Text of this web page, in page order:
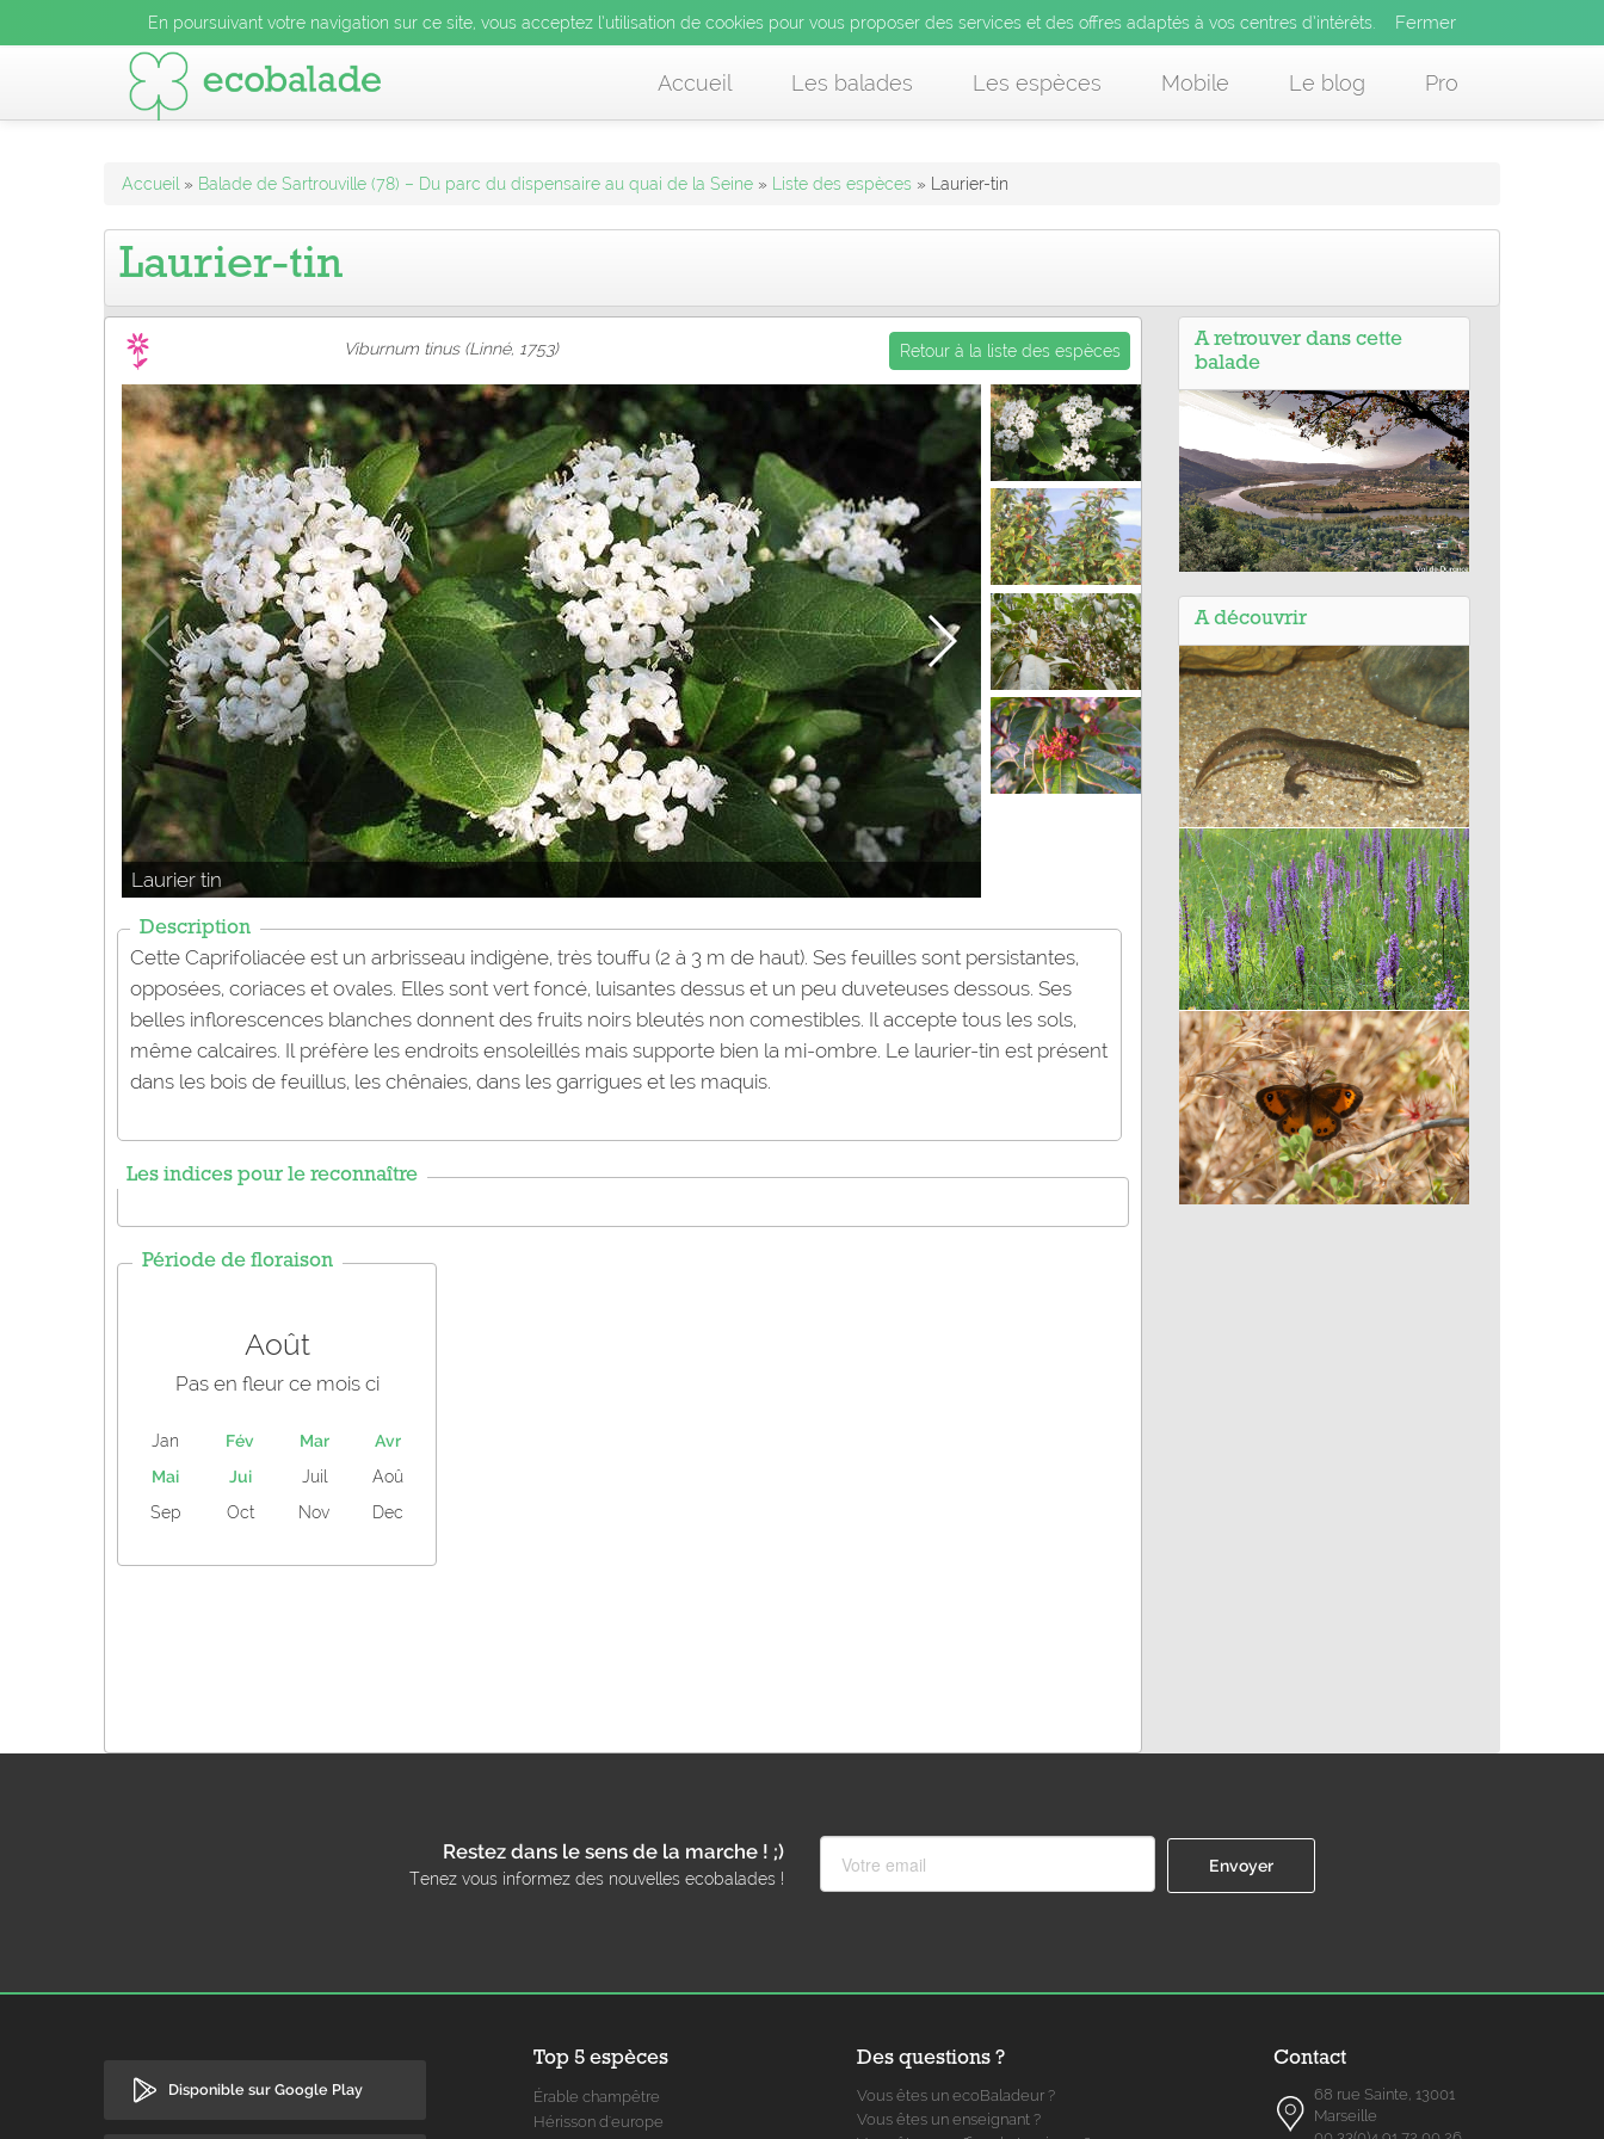
En poursuivant votre navigation sur ce site, vous acceptez l’utilisation de cookies pour vous proposer des services et des offres adaptés à vos centres d’intérêts. x
Accueil Les balades Les espèces Mobile Le blog Pro
En poursuivant votre navigation sur ce site, vous acceptez l’utilisation de cookies pour vous proposer des services et des offres adaptés à vos centres d’intérêts. Fermer
En poursuivant votre navigation sur ce site, vous acceptez l’utilisation de cookies pour vous proposer des services et des offres adaptés à vos centres d’intérêts.
Accueil » Balade de Sartrouville (78) – Du parc du dispensaire au quai de la Seine » Liste des espèces » Laurier-tin
Laurier-tin
Viburnum tinus (Linné, 1753) Retour à la liste des espèces
Laurier tin
Description
Cette Caprifoliacée est un arbrisseau indigène, très touffu (2 à 3 m de haut). Ses feuilles sont persistantes,
opposées, coriaces et ovales. Elles sont vert foncé, luisantes dessus et un peu duveteuses dessous. Ses
belles inflorescences blanches donnent des fruits noirs bleutés non comestibles. Il accepte tous les sols,
même calcaires. Il préfère les endroits ensoleillés mais supporte bien la mi-ombre. Le laurier-tin est présent
dans les bois de feuillus, les chênaies, dans les garrigues et les maquis.
Les indices pour le reconnaître
Période de floraison
Août
Pas en fleur ce mois ci
Jan Fév Mar
Avr
Mai
Jui Juil
Aoû
Sep
Oct Nov Dec
A retrouver dans cette
balade
Arnoux - L'Escale (04) - Le Tour du
A découvrir
Triton palmé
Orchis moucheron
Restez dans le sens de la marche ! ;)
Tenez vous informez des nouvelles ecobalades !
Disponible sur Google Play
Top 5 espèces
Érable champêtre
Hérisson d'europe
Des questions ?
Vous êtes un ecoBaladeur ?
Vous êtes un enseignant ?
Contact
68 rue Sainte, 13001
Marseille